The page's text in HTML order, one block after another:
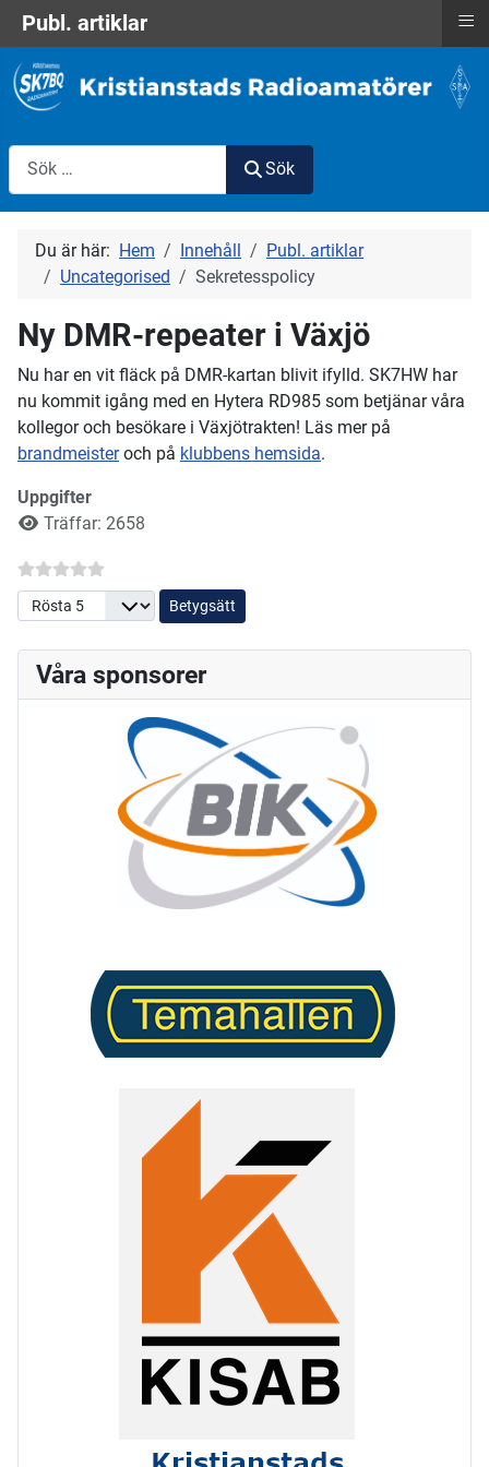
Sök
Sök
Du är här: Hem Innehåll
Publ. artiklar
Uncategorised
Sekretesspolicy
Ny DMR-repeater i Växjö
Nu har en vit fläck på DMR-kartan blivit ifylld. SK7HW har
nu kommit igång med en Hytera RD985 som betjänar våra
kollegor och besökare i Växjötrakten! Läs mer på
brandmeisteroch på klubbens hemsida.
Uppgifter
Träffar: 2658
Betygsätt
Våra sponsorer
Publ. artiklar ≡